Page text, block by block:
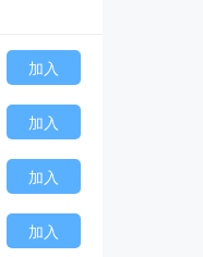
加入
加入
加入
加入